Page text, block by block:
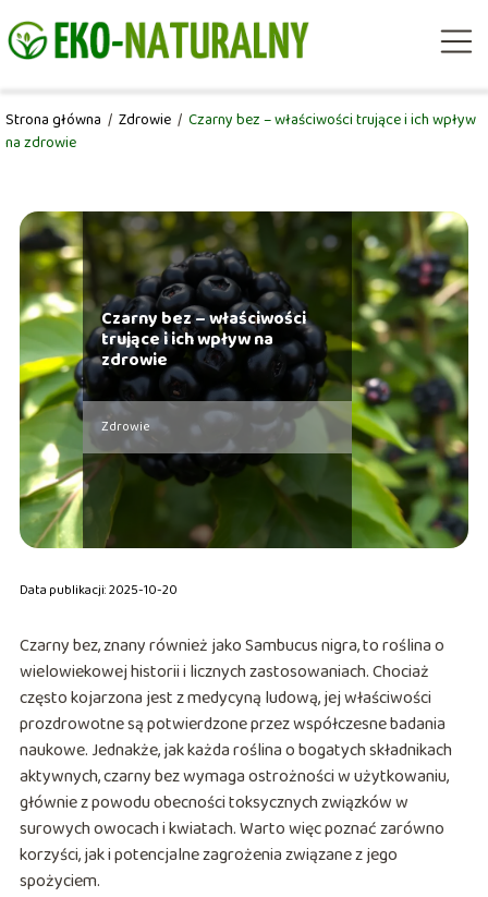
Strona główna / Zdrowie / Czarny bez – właściwości trujące i ich wpływ
na zdrowie
Czarny bez – właściwości
trujące i ich wpływ na
zdrowie
Zdrowie
Data publikacji: 2025-10-20
Czarny bez, znany również jako Sambucus nigra, to roślina o
wielowiekowej historii i licznych zastosowaniach. Chociaż
często kojarzona jest z medycyną ludową, jej właściwości
prozdrowotne są potwierdzone przez współczesne badania
naukowe. Jednakże, jak każda roślina o bogatych składnikach
aktywnych, czarny bez wymaga ostrożności w użytkowaniu,
głównie z powodu obecności toksycznych związków w
surowych owocach i kwiatach. Warto więc poznać zarówno
korzyści, jak i potencjalne zagrożenia związane z jego
spożyciem.